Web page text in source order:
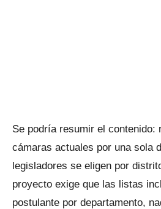
Se podría resumir el contenido:
cámaras actuales por una sola
legisladores se eligen por
proyecto exige que las listas
postulante por departamento,